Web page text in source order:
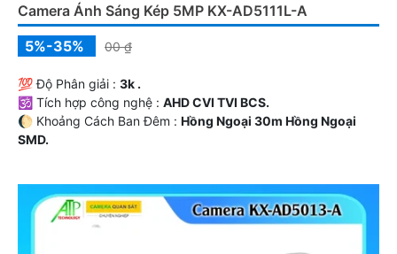
Camera Ánh Sáng Kép 5MP KX-AD5111L-A
5%-35%
00 ₫
💯 Độ Phân giải : 3k .
🕉️ Tích hợp công nghệ : AHD CVI TVI BCS.
🌔 Khoảng Cách Ban Đêm : Hồng Ngoại 30m Hồng Ngoại
SMD.